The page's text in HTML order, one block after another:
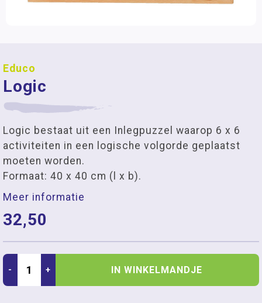
Educo
Logic
Logic bestaat uit een Inlegpuzzel waarop 6 x 6
activiteiten in een logische volgorde geplaatst
moeten worden.
Formaat: 40 x 40 cm (l x b).
Meer informatie
32,50
- + IN WINKELMANDJE